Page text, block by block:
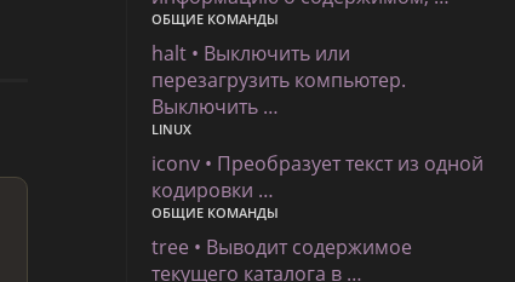
ОБЩИЕ КОМАНДЫ
halt • Выключить или
перезагрузить компьютер.
Выключить …
LINUX
iconv • Преобразует текст из одной
кодировки …
ОБЩИЕ КОМАНДЫ
tree • Выводит содержимое
текущего каталога в …